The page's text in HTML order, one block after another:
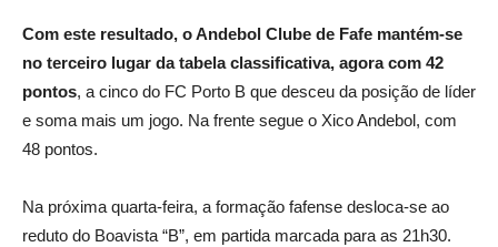
Com este resultado, o Andebol Clube de Fafe mantém-se
no terceiro lugar da tabela classificativa, agora com 42
pontos, a cinco do FC Porto B que desceu da posição de líder
e soma mais um jogo. Na frente segue o Xico Andebol, com
48 pontos.
Na próxima quarta-feira, a formação fafense desloca-se ao
reduto do Boavista “B”, em partida marcada para as 21h30.